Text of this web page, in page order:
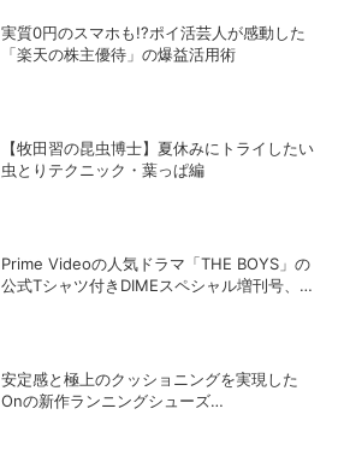
実質0円のスマホも!?ポイ活芸人が感動した
「楽天の株主優待」の爆益活用術
【牧田習の昆虫博士】夏休みにトライしたい
虫とりテクニック・葉っぱ編
Prime Videoの人気ドラマ「THE BOYS」の
公式Tシャツ付きDIMEスペシャル増刊号、
安定感と極上のクッショニングを実現した
Onの新作ランニングシューズ